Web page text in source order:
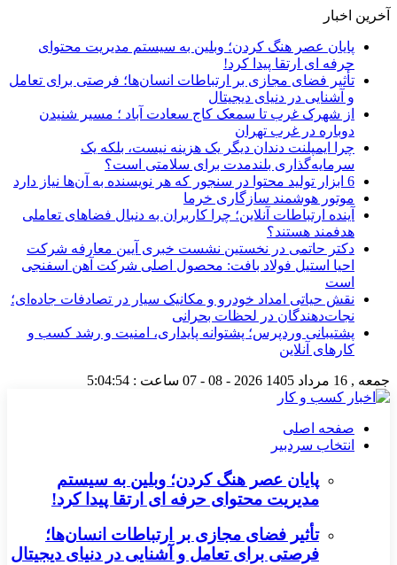
آخرین اخبار
پایان عصر هنگ کردن؛ وبلین به سیستم مدیریت محتوای
حرفه ای ارتقا پیدا کرد!
تأثیر فضای مجازی بر ارتباطات انسان‌ها؛ فرصتی برای تعامل
و آشنایی در دنیای دیجیتال
از شهرک غرب تا سمعک کاج سعادت آباد ؛ مسیر شنیدن
دوباره در غرب تهران
چرا ایمپلنت دندان دیگر یک هزینه نیست، بلکه یک
سرمایه‌گذاری بلندمدت برای سلامتی است؟
6 ابزار تولید محتوا در سنجور که هر نویسنده به آن‌ها نیاز دارد
موتور هوشمند سازگاری خرما
آینده ارتباطات آنلاین؛ چرا کاربران به دنبال فضاهای تعاملی
هدفمند هستند؟
دکتر حاتمی در نخستین نشست خبری آیین معارفه شرکت
احیا استیل فولاد بافت: محصول اصلی شرکت آهن اسفنجی
است
نقش حیاتی امداد خودرو و مکانیک سیار در تصادفات جاده‌ای؛
نجات‌دهندگان در لحظات بحرانی
پشتیبانی وردپرس؛ پشتوانه پایداری، امنیت و رشد کسب‌ و
کارهای آنلاین
جمعه , 16 مرداد 1405 2026 - 08 - 07 ساعت : 5:04:55
صفحه اصلی
انتخاب سردبیر
پایان عصر هنگ کردن؛ وبلین به سیستم
مدیریت محتوای حرفه ای ارتقا پیدا کرد!
تأثیر فضای مجازی بر ارتباطات انسان‌ها؛
فرصتی برای تعامل و آشنایی در دنیای دیجیتال